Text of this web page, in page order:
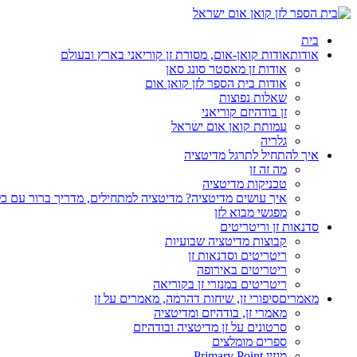
בית
אודותאודות קואן-אום, מסורת זן קוריאני בארץ ובעולם
אודות זן מאסטר סונג סאן
אודות בית הספר לזן קואן אום
שאלות נפוצות
זן בודהיזם קוריאני
עמותת קואן אום ישראל
גלריה
איך להתחיל לתרגל מדיטציה
מה זה זן
טכניקות מדיטציה
איך עושים מדיטציה? מדיטציה למתחילים, מדריך ברור עם
מפגשי מבוא לזן
סדנאות זן וריטריטים
קבוצות מדיטציה שבועיות
ריטריטים וסדנאות זן
ריטריטים באירופה
ריטריטים במנזרי זן בקוריאה
מאמריםסיפורי זן, שיחות דהרמה, מאמרים על זן
מאמרי זן, בודהיזם ומדיטציה
סרטונים על זן מדיטציה ובודהיזם
ספרים מומלצים